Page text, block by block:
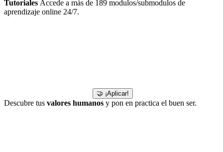
Tutoriales Accede a más de 189 modulos/submodulos de
aprendizaje online 24/7.
🤝 ¡Aplicar!
Descubre tus valores humanos y pon en practica el buen ser.